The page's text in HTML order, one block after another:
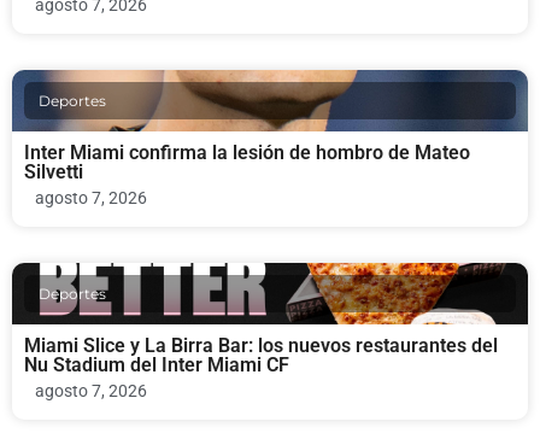
agosto 7, 2026
Deportes
Inter Miami confirma la lesión de hombro de Mateo
Silvetti
agosto 7, 2026
Deportes
Miami Slice y La Birra Bar: los nuevos restaurantes del
Nu Stadium del Inter Miami CF
agosto 7, 2026